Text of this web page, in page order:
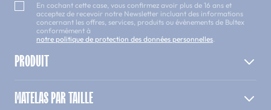
En cochant cette case, vous confirmez avoir plus de 16 ans et
acceptez de recevoir notre Newsletter incluant des informations
concernant les offres, services, produits ou évènements de Bultex
conformément à
notre politique de protection des données personnelles.
PRODUIT
MATELAS PAR TAILLE